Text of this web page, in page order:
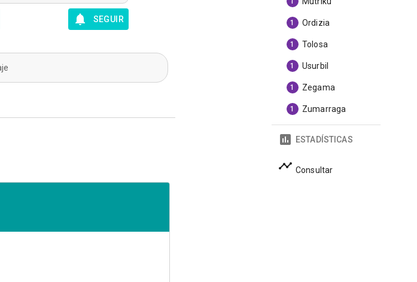
SEGUIR 1 Ordizia
1 Tolosa
1 Usurbil
1 Zegama
1 Zumarraga
ESTADÍSTICAS
Consultar